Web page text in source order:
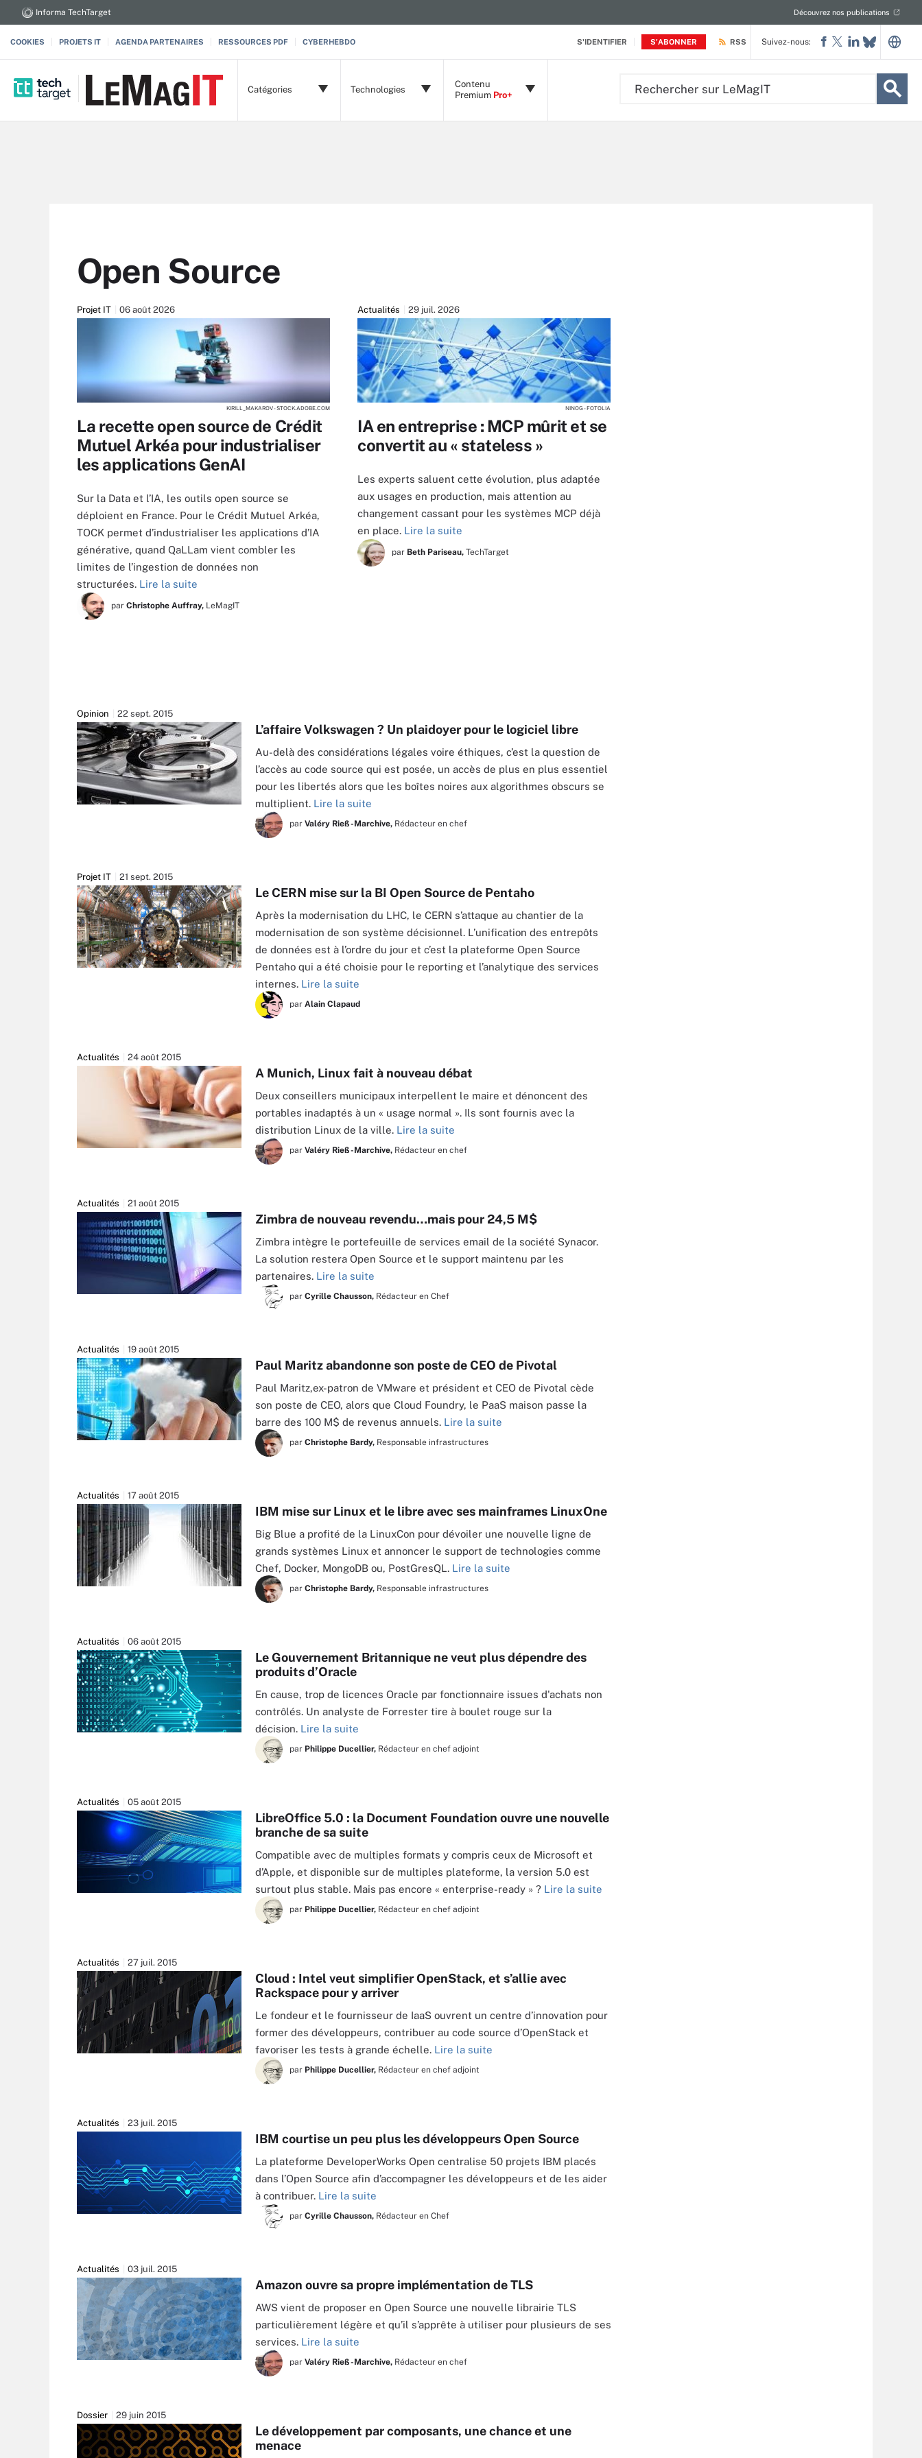
S'IDENTIFIER S'ABONNER
Informa TechTarget Découvrez nos publications
COOKIES PROJETS IT AGENDA PARTENAIRES RESSOURCES PDF CYBERHEBDO RSS
Catégories Technologies
Contenu
Premium Pro+
Suivez-nous:
Open Source
Projet IT 06 août 2026
KIRILL_MAKAROV - STOCK.ADOBE.COM
La recette open source de Crédit
Mutuel Arkéa pour industrialiser
les applications GenAI
Sur la Data et l’IA, les outils open source se
déploient en France. Pour le Crédit Mutuel Arkéa,
TOCK permet d’industrialiser les applications d’IA
générative, quand QaLLam vient combler les
limites de l’ingestion de données non
structurées. Lire la suite
par Christophe Auffray, LeMagIT
Actualités 29 juil. 2026
NINOG - FOTOLIA
IA en entreprise : MCP mûrit et se
convertit au « stateless »
Les experts saluent cette évolution, plus adaptée
aux usages en production, mais attention au
changement cassant pour les systèmes MCP déjà
en place. Lire la suite
par Beth Pariseau, TechTarget
Opinion 22 sept. 2015
L’affaire Volkswagen ? Un plaidoyer pour le logiciel libre
Au-delà des considérations légales voire éthiques, c’est la question de
l’accès au code source qui est posée, un accès de plus en plus essentiel
pour les libertés alors que les boîtes noires aux algorithmes obscurs se
multiplient. Lire la suite
par Valéry Rieß-Marchive, Rédacteur en chef
Projet IT 21 sept. 2015
Le CERN mise sur la BI Open Source de Pentaho
Après la modernisation du LHC, le CERN s’attaque au chantier de la
modernisation de son système décisionnel. L’unification des entrepôts
de données est à l’ordre du jour et c’est la plateforme Open Source
Pentaho qui a été choisie pour le reporting et l’analytique des services
internes. Lire la suite
par Alain Clapaud
Actualités 24 août 2015
A Munich, Linux fait à nouveau débat
Deux conseillers municipaux interpellent le maire et dénoncent des
portables inadaptés à un « usage normal ». Ils sont fournis avec la
distribution Linux de la ville. Lire la suite
par Valéry Rieß-Marchive, Rédacteur en chef
Actualités 21 août 2015
Zimbra de nouveau revendu…mais pour 24,5 M$
Zimbra intègre le portefeuille de services email de la société Synacor.
La solution restera Open Source et le support maintenu par les
partenaires. Lire la suite
par Cyrille Chausson, Rédacteur en Chef
Actualités 19 août 2015
Paul Maritz abandonne son poste de CEO de Pivotal
Paul Maritz,ex-patron de VMware et président et CEO de Pivotal cède
son poste de CEO, alors que Cloud Foundry, le PaaS maison passe la
barre des 100 M$ de revenus annuels. Lire la suite
par Christophe Bardy, Responsable infrastructures
Actualités 17 août 2015
IBM mise sur Linux et le libre avec ses mainframes LinuxOne
Big Blue a profité de la LinuxCon pour dévoiler une nouvelle ligne de
grands systèmes Linux et annoncer le support de technologies comme
Chef, Docker, MongoDB ou, PostGresQL. Lire la suite
par Christophe Bardy, Responsable infrastructures
Actualités 06 août 2015
Le Gouvernement Britannique ne veut plus dépendre des
produits d’Oracle
En cause, trop de licences Oracle par fonctionnaire issues d'achats non
contrôlés. Un analyste de Forrester tire à boulet rouge sur la
décision. Lire la suite
par Philippe Ducellier, Rédacteur en chef adjoint
Actualités 05 août 2015
LibreOffice 5.0 : la Document Foundation ouvre une nouvelle
branche de sa suite
Compatible avec de multiples formats y compris ceux de Microsoft et
d’Apple, et disponible sur de multiples plateforme, la version 5.0 est
surtout plus stable. Mais pas encore « enterprise-ready » ? Lire la suite
par Philippe Ducellier, Rédacteur en chef adjoint
Actualités 27 juil. 2015
Cloud : Intel veut simplifier OpenStack, et s’allie avec
Rackspace pour y arriver
Le fondeur et le fournisseur de IaaS ouvrent un centre d’innovation pour
former des développeurs, contribuer au code source d’OpenStack et
favoriser les tests à grande échelle. Lire la suite
par Philippe Ducellier, Rédacteur en chef adjoint
Actualités 23 juil. 2015
IBM courtise un peu plus les développeurs Open Source
La plateforme DeveloperWorks Open centralise 50 projets IBM placés
dans l’Open Source afin d’accompagner les développeurs et de les aider
à contribuer. Lire la suite
par Cyrille Chausson, Rédacteur en Chef
Actualités 03 juil. 2015
Amazon ouvre sa propre implémentation de TLS
AWS vient de proposer en Open Source une nouvelle librairie TLS
particulièrement légère et qu’il s’apprête à utiliser pour plusieurs de ses
services. Lire la suite
par Valéry Rieß-Marchive, Rédacteur en chef
Dossier 29 juin 2015
Le développement par composants, une chance et une
menace